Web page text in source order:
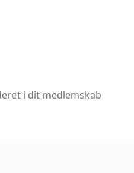
i dit medlemskab